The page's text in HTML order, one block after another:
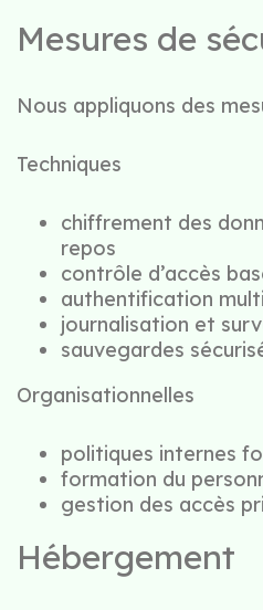
Mesures de
Nous appliquons des
Techniques
chiffrement des
repos
contrôle d’accès
authentification
journalisation et
sauvegardes
Organisationnelles
politiques internes
formation du
gestion des accès
Hébergement